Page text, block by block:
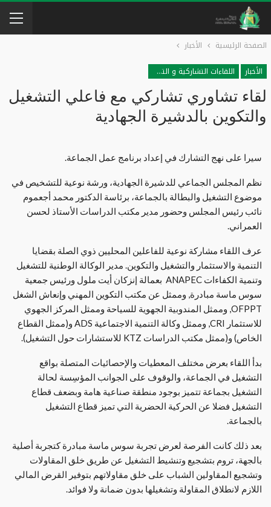
الصفحة الرئيسية
الأخبار
الأخبار
اللقاءات التشاركية و التشاورية
لقاء تشاوري تشاركي مع فاعلي التشغيل
والتكوين بالدشيرة الجهادية
سيرا على نهج التشارك في إعداد برنامج عمل الجماعة.
نظم المجلس الجماعي للدشيرة الجهادية، ورشة نوعية للتشخيص في
موضوع التشغيل والبطالة بالجماعة، برئاسة الدكتور محمد أجعموم
نائب رئيس المجلس وحضور مدير مكتب الدراسات الأستاذ لحسن
العمراني.
عرف اللقاء مشاركة نوعية للفاعلين المحليين ذوي الصلة بقضايا
التنمية والاستثمار والتشغيل والتكوين. مدير الوكالة الوطنية للتشغيل
وتنمية الكفاءات ANAPEC بعمالة إنزكان أيت ملول ورئيس جمعية
سوس ماسة مبادرة, وممثل عن مكتب التكوين المهني وإنعاش الشغل
OFPPT, وممثل المندوبية الجهوية للسياحة وممثل المركز الجهوي
للاستثمار CRI, وممثل وكالة التنمية الاجتماعية ADS و(ممثل القطاع
الخاص) و(ممثل مكتب الدراسات KTZ للاستشارات حول التشغيل).
بدأ اللقاء بعرض مختلف المعطيات والإحصائيات المتصلة بواقع
التشغيل في الجماعة، والوقوف على الجوانب المؤسِسة لحالة
التشغيل بجماعة تتميز بوجود منطقة صناعية هامة وبضعف قطاع
التشغيل فضلا عن الحركية الحضرية التي تميز قطاع التشغيل
بالجماعة.
بعد ذلك كانت الفرصة لعرض تجربة سوس ماسة مبادرة كتجربة أصلية
بالجهة، تروم بتشجيع وتنشيط التشغيل عن طريق خلق المقاولات
وتشجيع المقاولين الشباب على خلق مقاولاتهم بتوفير القرض المالي
اللازم لانطلاق المقاولة وتشغيلها بدون ضمانة ولا فوائد.